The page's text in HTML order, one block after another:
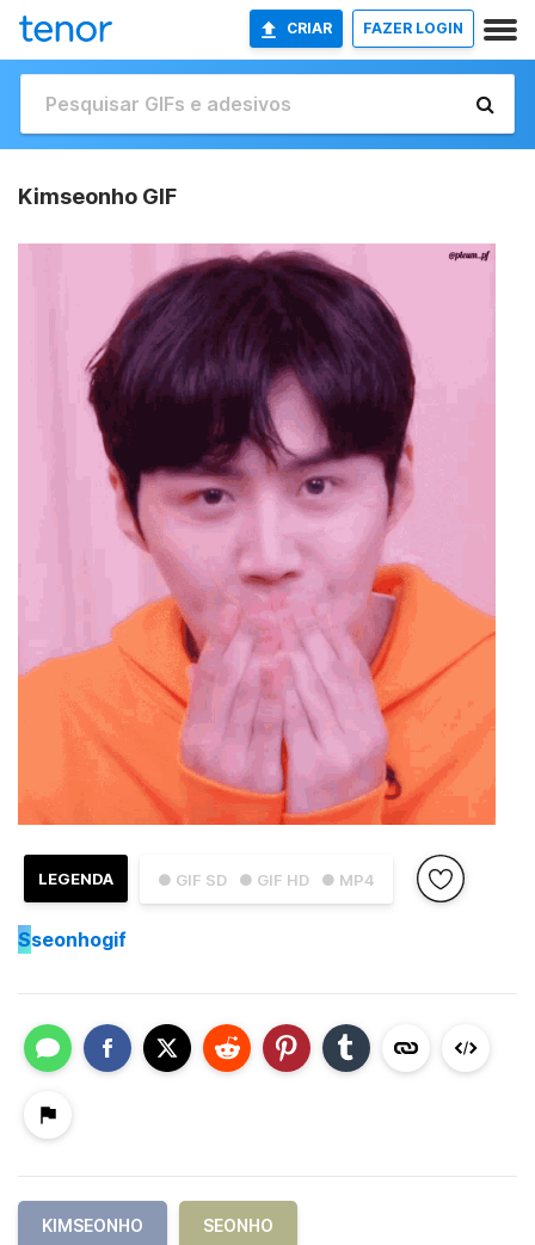
CRIAR FAZER LOGIN
Kimseonho GIF
● GIF SD ● GIF HD ● MP4
LEGENDA
Sseonhogif
KIMSEONHO SEONHO